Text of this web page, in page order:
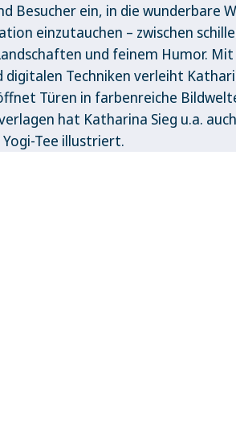
Besucher ein, in die wunderbare
einzutauchen – zwischen
und feinem Humor.
digitalen Techniken verleiht
Türen in farbenreiche
hat Katharina Sieg u.a.
Tee illustriert.